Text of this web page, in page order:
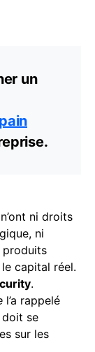
un
pain
ni droits
ni
produits
capital réel.
.
l’a rappelé
se
sur les